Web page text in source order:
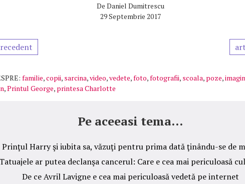
De Daniel Dumitrescu
29 Septembrie 2017
familie,copii, sarcina,video,vedete,foto,fotografii, scoala, poze,
,Printul George, printesa Charlotte
Pe aceeasi tema...
Prinţul Harry şi iubita sa, văzuţi pentru prima dată ţinându-se de
Tatuajele ar putea declanşa cancerul: Care e cea mai periculoasă
De ce Avril Lavigne e cea mai periculoasă vedetă pe internet